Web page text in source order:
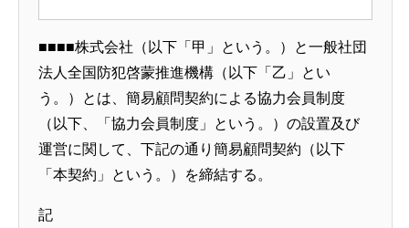
■■■■株式会社（以下「甲」という。）と一般社団
法人全国防犯啓蒙推進機構（以下「乙」とい
う。）とは、簡易顧問契約による協力会員制度
（以下、「協力会員制度」という。）の設置及び
運営に関して、下記の通り簡易顧問契約（以下
「本契約」という。）を締結する。
記